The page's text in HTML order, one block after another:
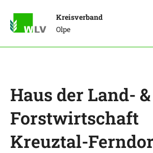
Kreisverband
Olpe
Haus der Land- &
Forstwirtschaft
Kreuztal-